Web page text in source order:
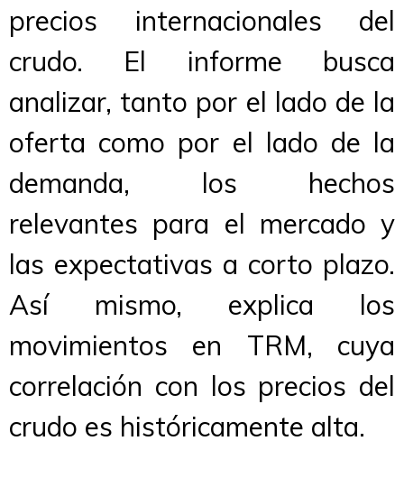
precios internacionales del
crudo. El informe busca
analizar, tanto por el lado de la
oferta como por el lado de la
demanda, los hechos
relevantes para el mercado y
las expectativas a corto plazo.
Así mismo, explica los
movimientos en TRM, cuya
correlación con los precios del
crudo es históricamente alta.